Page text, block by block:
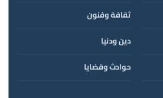
ثقافة وفنون
دين ودنيا
حوادث وقضايا